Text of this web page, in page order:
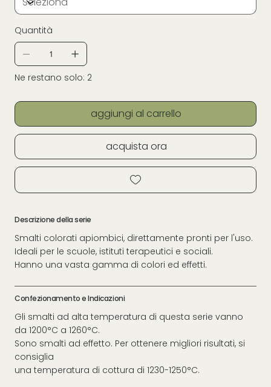
Quantità
Ne restano solo: 2
aggiungi al carrello
acquista ora
Descrizione della serie
Smalti colorati apiombici, direttamente pronti per l'uso.
Ideali per le scuole, istituti terapeutici e sociali.
Hanno una vasta gamma di colori ed effetti.
Confezionamento e Indicazioni
Gli smalti ad alta temperatura di questa serie vanno
da 1200°C a 1260°C.
Sono smalti ad effetto. Per ottenere migliori risultati, si
consiglia
una temperatura di cottura di 1230-1250°C.